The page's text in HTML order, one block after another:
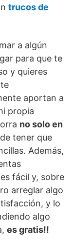
trucos de
a algún
para que te
y quieres
aportan a
propia
no solo en
tener que
Además,
fácil y, sobre
arreglar algo
y lo
algo
es gratis!!